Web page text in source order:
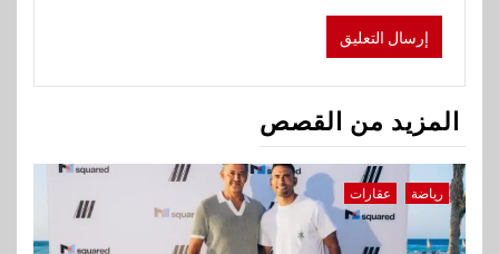
المزيد من القصص
رياضة عقارات